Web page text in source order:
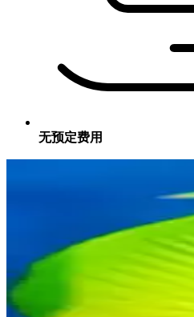
无预定费用